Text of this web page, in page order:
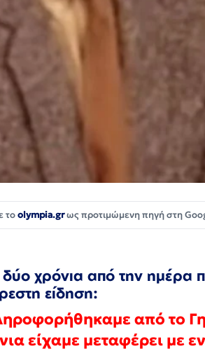
τοolympia.grως προτιμώμενη πηγή στη
χρόνια από την ημέρα
είδηση:
από το
είχαμε μεταφέρει με